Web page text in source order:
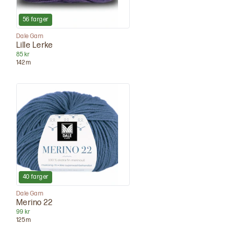
56 farger
Dale Garn
Lille Lerke
85 kr
142m
40 farger
Dale Garn
Merino 22
99 kr
125m